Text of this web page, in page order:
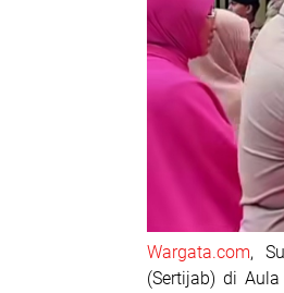
Wargata.com,
(Sertijab) di